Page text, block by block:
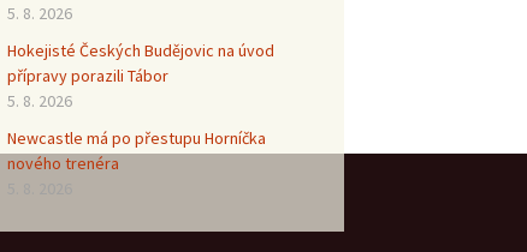
5. 8. 2026
Hokejisté Českých Budějovic na úvod
přípravy porazili Tábor
5. 8. 2026
Newcastle má po přestupu Horníčka
nového trenéra